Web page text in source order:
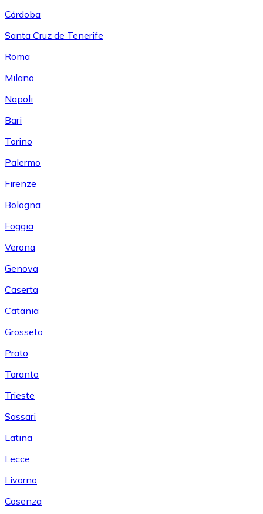
Córdoba
Santa Cruz de Tenerife
Roma
Milano
Napoli
Bari
Torino
Palermo
Firenze
Bologna
Foggia
Verona
Genova
Caserta
Catania
Grosseto
Prato
Taranto
Trieste
Sassari
Latina
Lecce
Livorno
Cosenza